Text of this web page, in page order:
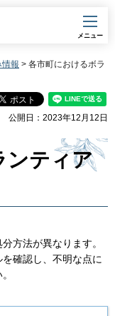
メニュー
報 > 各市町におけるボラ
公開日：2023年12月12日
ンティア
方法が異なります。
確認し、不明な点に